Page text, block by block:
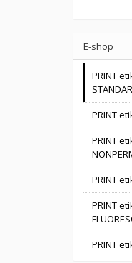
E-shop
PRINT
PRINT
PRINT
PRINT
PRINT
PRINT